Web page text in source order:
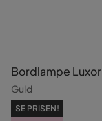
Bordlampe Luxor
Guld
SE PRISEN!